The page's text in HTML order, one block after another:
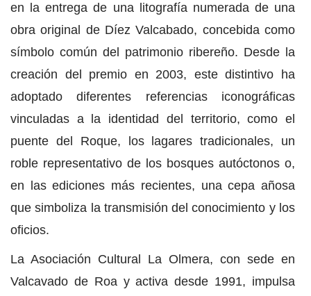
en la entrega de una litografía numerada de una
obra original de Díez Valcabado, concebida como
símbolo común del patrimonio ribereño. Desde la
creación del premio en 2003, este distintivo ha
adoptado diferentes referencias iconográficas
vinculadas a la identidad del territorio, como el
puente del Roque, los lagares tradicionales, un
roble representativo de los bosques autóctonos o,
en las ediciones más recientes, una cepa añosa
que simboliza la transmisión del conocimiento y los
oficios.
La Asociación Cultural La Olmera, con sede en
Valcavado de Roa y activa desde 1991, impulsa